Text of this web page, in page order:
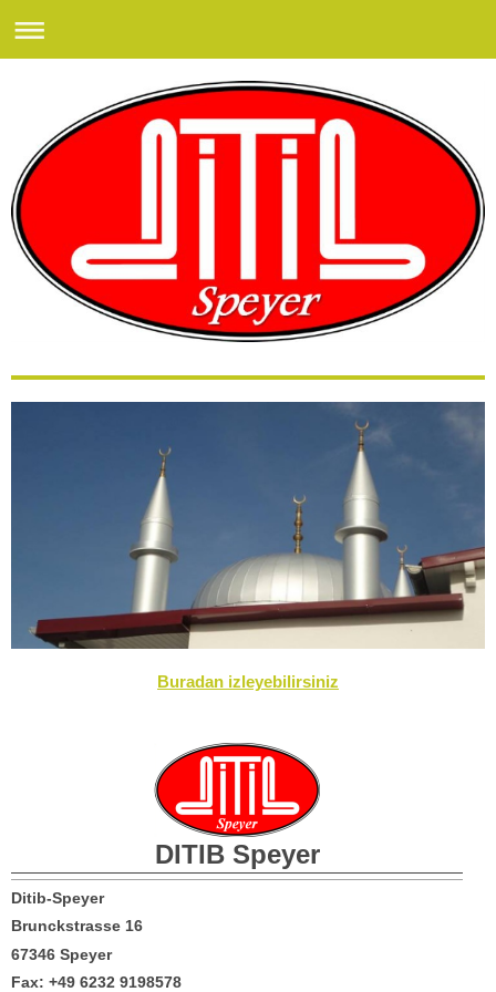
Buradan izleyebilirsiniz
DITIB Speyer
Ditib-Speyer
Brunckstrasse 16
67346 Speyer
Fax: +49 6232 9198578